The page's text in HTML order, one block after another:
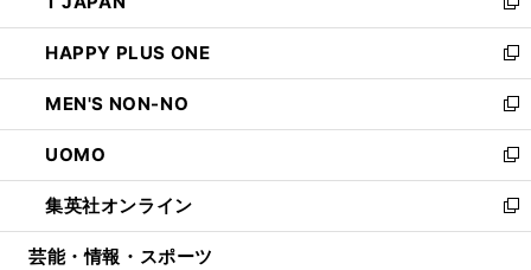
開
く
ウ
で
開
く
ィ
ン
ド
ウ
で
開
く
い
ウ
ィ
ン
ド
ウ
で
開
く
新
し
い
ウ
ィ
ン
ド
ウ
で
開
HAPPY PLUS ONE
新
し
い
ウ
ィ
ン
ド
ウ
MEN'S NON-NO
新
し
い
ウ
ィ
ン
UOMO
新
し
い
ウ
集英社オンライン
新
し
芸能・情報・スポーツ